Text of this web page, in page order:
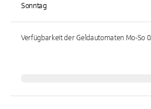
Sonntag
Verfügbarkeit der Geldautomaten Mo-So